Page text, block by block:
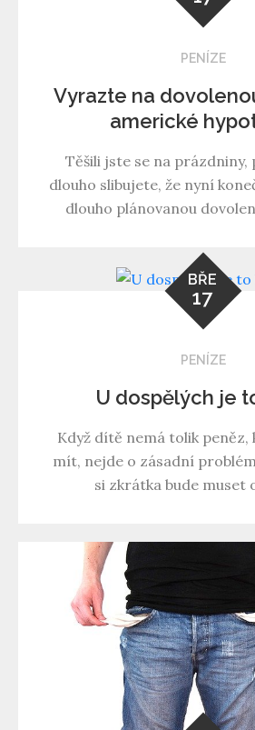
PENÍZE
Vyrazte na
americké
Těšili jste se na prázdniny,
dlouho slibujete, že nyní
dlouho plánovanou
BŘE
17
PENÍZE
U dospělých je
Když dítě nemá tolik peněz,
mít, nejde o zásadní
si zkrátka bude muset